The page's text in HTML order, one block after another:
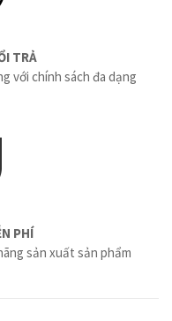
TRẢ
với chính sách đa dạng
PHÍ
sản xuất sản phẩm